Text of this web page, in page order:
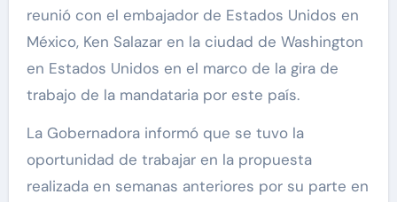
reunió con el embajador de Estados Unidos en
México, Ken Salazar en la ciudad de Washington
en Estados Unidos en el marco de la gira de
trabajo de la mandataria por este país.
La Gobernadora informó que se tuvo la
oportunidad de trabajar en la propuesta
realizada en semanas anteriores por su parte en